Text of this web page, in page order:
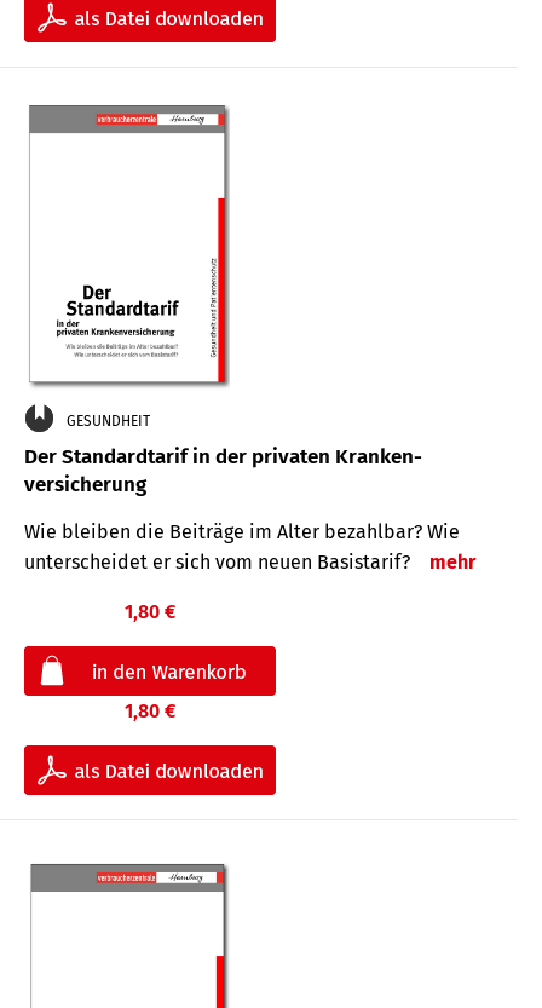
GESUNDHEIT
Der Standard­tarif in der privaten Kranken­
versicherung
Wie bleiben die Beiträge im Alter bezahlbar? Wie
unterscheidet er sich vom neuen Basistarif?
mehr
1,80 €
1,80 €